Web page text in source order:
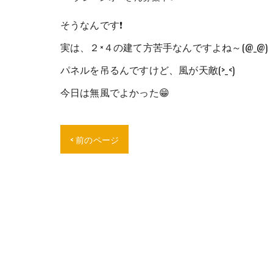
そうなんです❗
実は、２×４の建て方苦手なんですよね～(@_@)
パネルを吊るんですけど、風が天敵(>_<)
今日は無風でよかった😁
< 前のページ